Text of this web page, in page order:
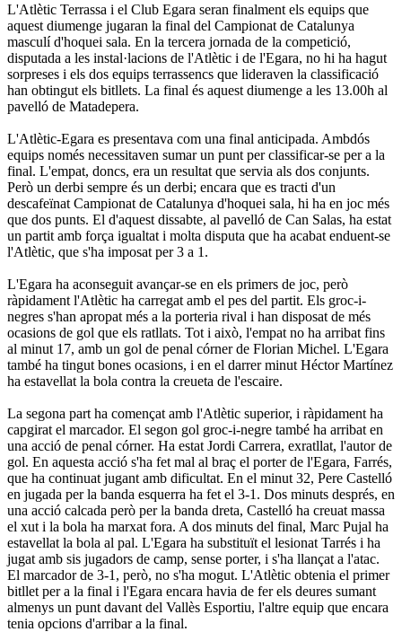
L'Atlètic Terrassa i el Club Egara seran finalment els equips que
aquest diumenge jugaran la final del Campionat de Catalunya
masculí d'hoquei sala. En la tercera jornada de la competició,
disputada a les instal·lacions de l'Atlètic i de l'Egara, no hi ha hagut
sorpreses i els dos equips terrassencs que lideraven la classificació
han obtingut els bitllets. La final és aquest diumenge a les 13.00h al
pavelló de Matadepera.
L'Atlètic-Egara es presentava com una final anticipada. Ambdós
equips només necessitaven sumar un punt per classificar-se per a la
final. L'empat, doncs, era un resultat que servia als dos conjunts.
Però un derbi sempre és un derbi; encara que es tracti d'un
descafeïnat Campionat de Catalunya d'hoquei sala, hi ha en joc més
que dos punts. El d'aquest dissabte, al pavelló de Can Salas, ha estat
un partit amb força igualtat i molta disputa que ha acabat enduent-se
l'Atlètic, que s'ha imposat per 3 a 1.
L'Egara ha aconseguit avançar-se en els primers de joc, però
ràpidament l'Atlètic ha carregat amb el pes del partit. Els groc-i-
negres s'han apropat més a la porteria rival i han disposat de més
ocasions de gol que els ratllats. Tot i això, l'empat no ha arribat fins
al minut 17, amb un gol de penal córner de Florian Michel. L'Egara
també ha tingut bones ocasions, i en el darrer minut Héctor Martínez
ha estavellat la bola contra la creueta de l'escaire.
La segona part ha començat amb l'Atlètic superior, i ràpidament ha
capgirat el marcador. El segon gol groc-i-negre també ha arribat en
una acció de penal córner. Ha estat Jordi Carrera, exratllat, l'autor de
gol. En aquesta acció s'ha fet mal al braç el porter de l'Egara, Farrés,
que ha continuat jugant amb dificultat. En el minut 32, Pere Castelló
en jugada per la banda esquerra ha fet el 3-1. Dos minuts després, en
una acció calcada però per la banda dreta, Castelló ha creuat massa
el xut i la bola ha marxat fora. A dos minuts del final, Marc Pujal ha
estavellat la bola al pal. L'Egara ha substituït el lesionat Tarrés i ha
jugat amb sis jugadors de camp, sense porter, i s'ha llançat a l'atac.
El marcador de 3-1, però, no s'ha mogut. L'Atlètic obtenia el primer
bitllet per a la final i l'Egara encara havia de fer els deures sumant
almenys un punt davant del Vallès Esportiu, l'altre equip que encara
tenia opcions d'arribar a la final.